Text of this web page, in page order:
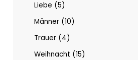
Liebe
5
Männer 10
Trauer
4
Weihnacht
15